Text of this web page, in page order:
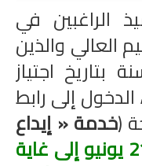
الراغبين في
العالي والذين
أعمارهم عن 26 سنة بتاريخ اجتياز
الدخول إلى رابط
(خدمة « إيداع
ابتداء من يوم 21 يونيو إلى غاية